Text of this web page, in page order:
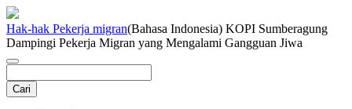
Hak-hak Pekerja migran(Bahasa Indonesia) KOPI Sumberagung
Dampingi Pekerja Migran yang Mengalami Gangguan Jiwa